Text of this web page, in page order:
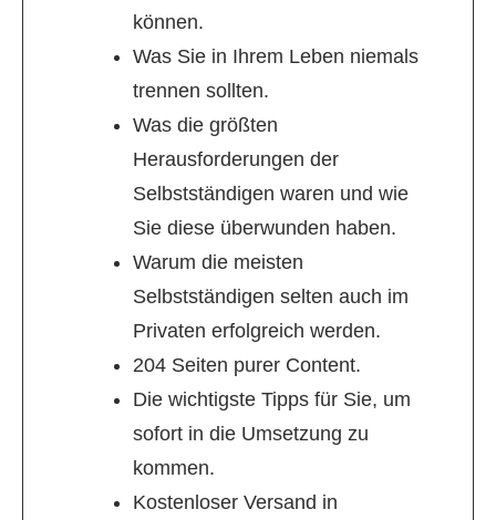
können.
Was Sie in Ihrem Leben niemals
trennen sollten.
Was die größten
Herausforderungen der
Selbstständigen waren und wie
Sie diese überwunden haben.
Warum die meisten
Selbstständigen selten auch im
Privaten erfolgreich werden.
204 Seiten purer Content.
Die wichtigste Tipps für Sie, um
sofort in die Umsetzung zu
kommen.
Kostenloser Versand in